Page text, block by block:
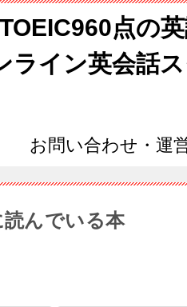
点の
ライン英会話
お問い合わせ・運
んでいる本